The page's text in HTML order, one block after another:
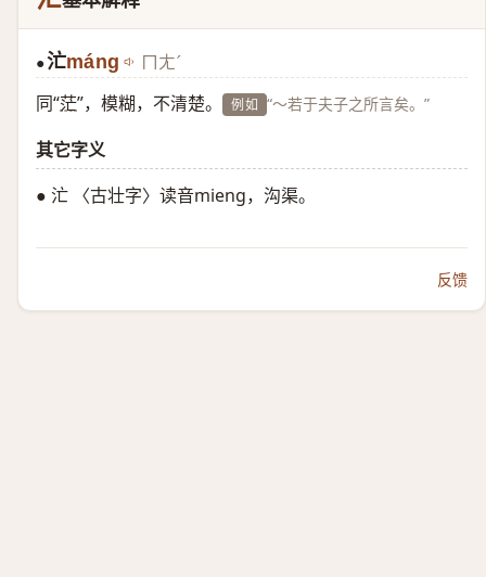
●汒máng ㄇㄤˊ
同“茫”，模糊，不清楚。 例如 “～若于夫子之所言矣。”
其它字义
● 汒 〈古壮字〉读音mieng，沟渠。
反馈